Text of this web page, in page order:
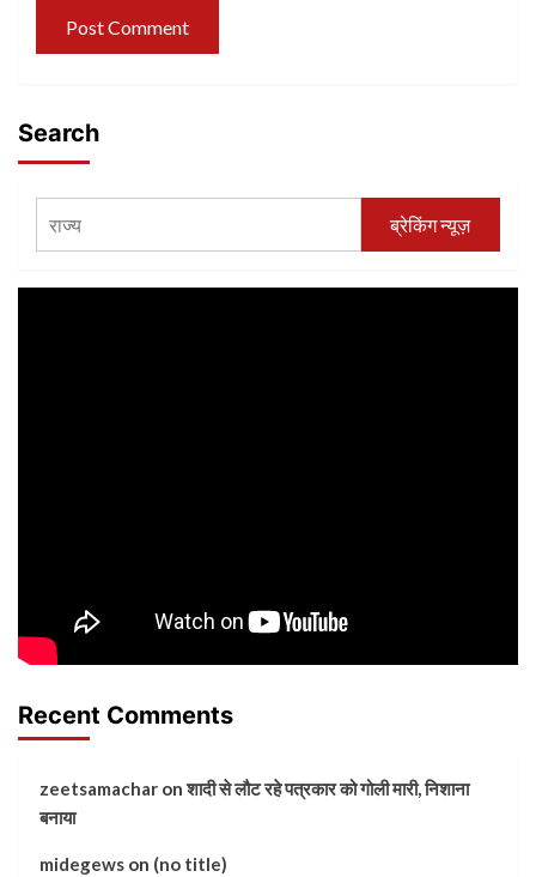
Search
ब्रेकिंग न्यूज़
Recent Comments
zeetsamachar onशादी से लौट रहे पत्रकार को गोली मारी, निशाना
बनाया
midegews on (no title)